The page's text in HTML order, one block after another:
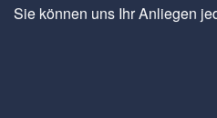
Sie können uns Ihr Anliegen